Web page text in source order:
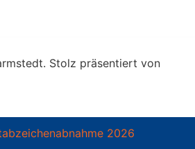
2026
Stolz präsentiert von